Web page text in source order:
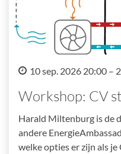
10 sep. 2026 20:00 –
Workshop: CV
Harald Miltenburg is de
andere
welke opties er zijn als